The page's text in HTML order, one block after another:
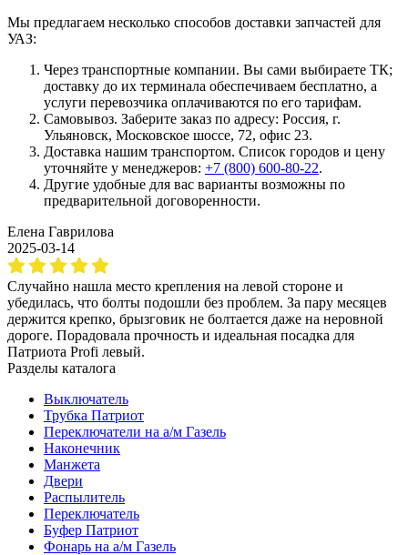
Мы предлагаем несколько способов доставки запчастей для
УАЗ:
Через транспортные компании. Вы сами выбираете ТК;
доставку до их терминала обеспечиваем бесплатно, а
услуги перевозчика оплачиваются по его тарифам.
Самовывоз. Заберите заказ по адресу: Россия, г.
Ульяновск, Московское шоссе, 72, офис 23.
Доставка нашим транспортом. Список городов и цену
уточняйте у менеджеров: +7 (800) 600-80-22.
Другие удобные для вас варианты возможны по
предварительной договоренности.
Елена Гаврилова
2025-03-14
Случайно нашла место крепления на левой стороне и
убедилась, что болты подошли без проблем. За пару месяцев
держится крепко, брызговик не болтается даже на неровной
дороге. Порадовала прочность и идеальная посадка для
Патриота Profi левый.
Разделы каталога
Выключатель
Трубка Патриот
Переключатели на а/м Газель
Наконечник
Манжета
Двери
Распылитель
Переключатель
Буфер Патриот
Фонарь на а/м Газель